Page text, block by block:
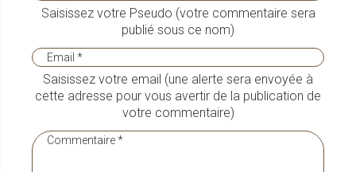
Saisissez votre Pseudo (votre commentaire sera
publié sous ce nom)
Saisissez votre email (une alerte sera envoyée à
cette adresse pour vous avertir de la publication de
votre commentaire)